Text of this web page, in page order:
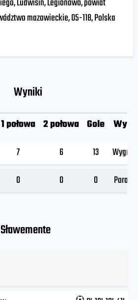
Ludwisin, Legionowo, powiat
mazowieckie, 05-118, Polska
Wyniki
1 połowa 2 połowa Gole
7 6 13
0 0 0
Sławemente